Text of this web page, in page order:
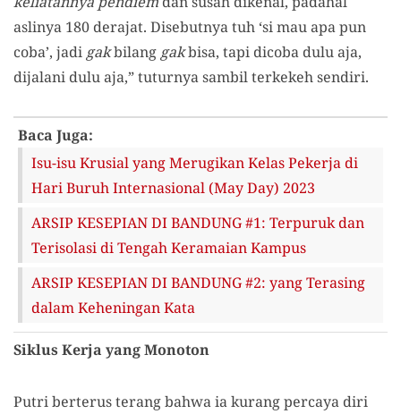
aslinya 180 derajat. Disebutnya tuh ‘si mau apa pun
coba’, jadi gakbilang gakbisa, tapi dicoba dulu aja,
dijalani dulu aja,” tuturnya sambil terkekeh sendiri.
Baca Juga:
Isu-isu Krusial yang Merugikan Kelas Pekerja di
Hari Buruh Internasional (May Day) 2023
ARSIP KESEPIAN DI BANDUNG #1: Terpuruk dan
Terisolasi di Tengah Keramaian Kampus
ARSIP KESEPIAN DI BANDUNG #2: yang Terasing
dalam Keheningan Kata
Siklus Kerja yang Monoton
Putri berterus terang bahwa ia kurang percaya diri